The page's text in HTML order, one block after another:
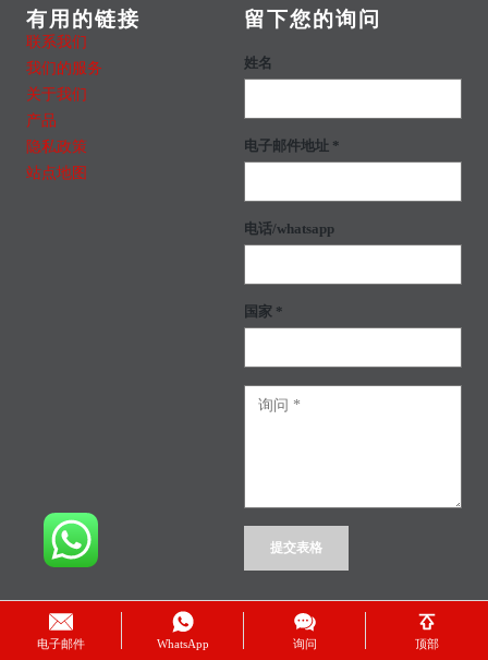
电子邮件 WhatsApp 询问 顶部
有用的链接
联系我们
我们的服务
关于我们
产品
隐私政策
站点地图
留下您的询问
姓名
电子邮件地址 *
电话/whatsapp
国家 *
Alternative: